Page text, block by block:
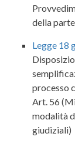
della
Legge 18
processo
Art. 56
modalità
giudiziali)